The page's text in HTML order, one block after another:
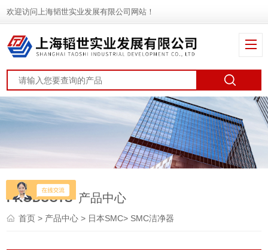
欢迎访问上海韬世实业发展有限公司网站！
PRODUCTS 产品中心
首页> 产品中心> 日本SMC> SMC洁净器